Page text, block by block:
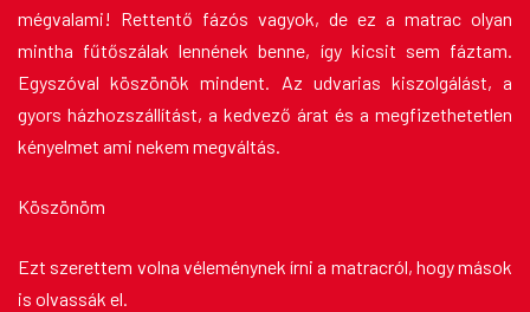
mégvalami! Rettentő fázós vagyok, de ez a matrac olyan
mintha fűtőszálak lennének benne, így kicsit sem fáztam.
Egyszóval köszönök mindent. Az udvarias kiszolgálást, a
gyors házhozszállítást, a kedvező árat és a megfizethetetlen
kényelmet ami nekem megváltás.
Köszönöm
Ezt szerettem volna véleménynek írni a matracról, hogy mások
is olvassák el.